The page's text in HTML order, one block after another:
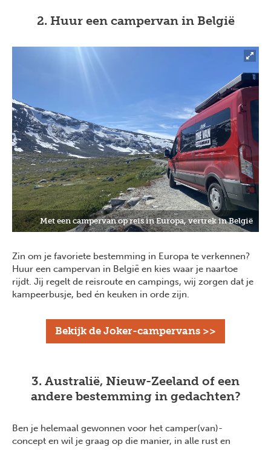
2. Huur een campervan in België
Met een campervan op reis in Europa, vertrek in België
Zin om je favoriete bestemming in Europa te verkennen?
Huur een campervan in België en kies waar je naartoe
rijdt. Jij regelt de reisroute en campings, wij zorgen dat je
kampeerbusje, bed én keuken in orde zijn.
Bekijk de Joker-campervans >>
3. Australië, Nieuw-Zeeland of een
andere bestemming in gedachten?
Ben je helemaal gewonnen voor het camper(van)-
concept en wil je graag op die manier, in alle rust en